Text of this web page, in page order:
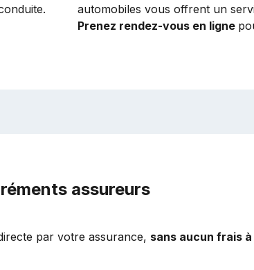
automobiles vous offrent un
Prenez rendez-vous en ligne
assureurs
par votre assurance, sans aucun frais